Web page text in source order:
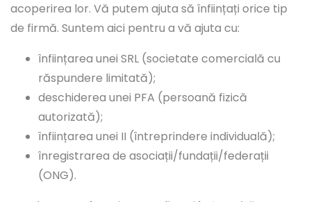
acoperirea lor. Vă putem ajuta să înființați orice tip
de firmă. Suntem aici pentru a vă ajuta cu:
înființarea unei SRL (societate comercială cu
răspundere limitată);
deschiderea unei PFA (persoană fizică
autorizată);
înființarea unei II (întreprindere individuală);
înregistrarea de asociații/fundații/federații
(ONG).